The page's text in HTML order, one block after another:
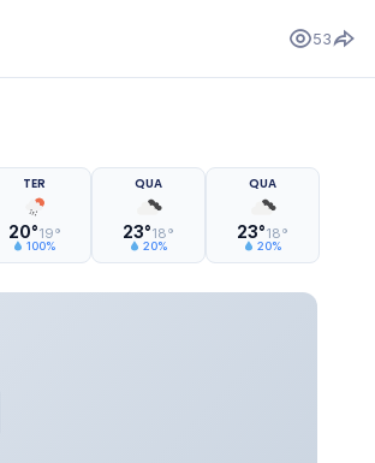
53
TER
20°19°
100%
QUA
23°18°
20%
QUA
23°18°
20%